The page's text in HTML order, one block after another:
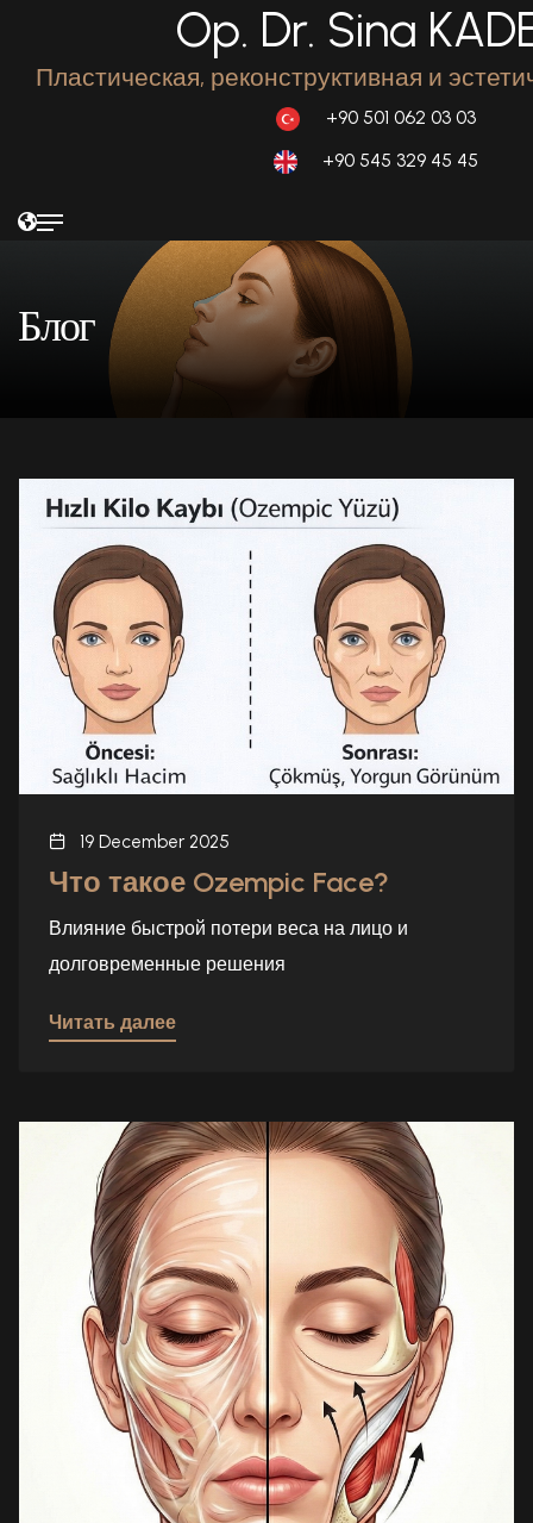
Op. Dr. Sina
Пластическая, реконструктивная и
+90 501 062 03 03
+90 545 329 45 45
Блог
19 December 2025
Что такое Ozempic Face?
Влияние быстрой потери веса на лицо и
долговременные решения
Читать далее